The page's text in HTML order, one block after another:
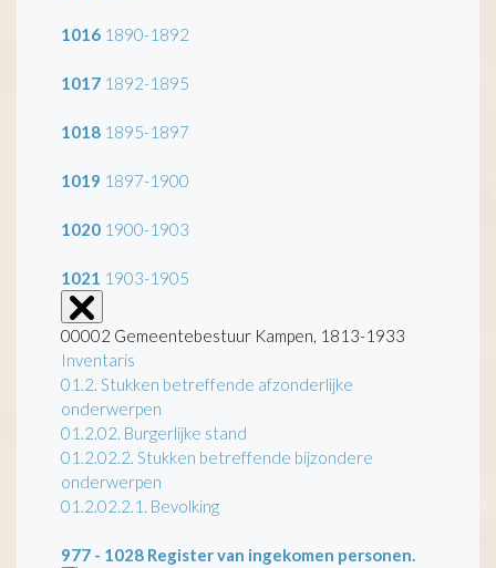
1016 1890-1892
1017 1892-1895
1018 1895-1897
1019 1897-1900
1020 1900-1903
1021 1903-1905
00002 Gemeentebestuur Kampen, 1813-1933
Inventaris
01.2. Stukken betreffende afzonderlijke
onderwerpen
01.2.02. Burgerlijke stand
01.2.02.2. Stukken betreffende bijzondere
onderwerpen
01.2.02.2.1. Bevolking
977 - 1028 Register van ingekomen personen.